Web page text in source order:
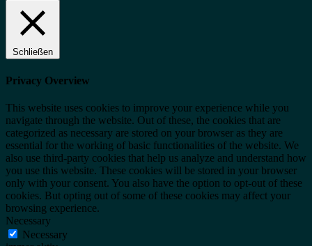
Schließen
Privacy Overview
This website uses cookies to improve your experience while you
navigate through the website. Out of these, the cookies that are
categorized as necessary are stored on your browser as they are
essential for the working of basic functionalities of the website. We
also use third-party cookies that help us analyze and understand how
you use this website. These cookies will be stored in your browser
only with your consent. You also have the option to opt-out of these
cookies. But opting out of some of these cookies may affect your
browsing experience.
Necessary
Necessary